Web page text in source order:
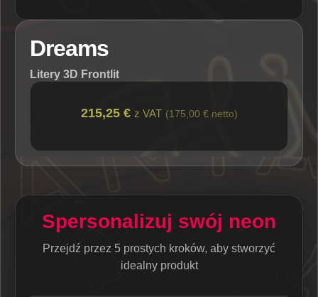
Dreams
Litery 3D Frontlit
215,25 € z VAT (175,00 € netto)
Spersonalizuj swój neon
Przejdź przez 5 prostych kroków, aby stworzyć
idealny produkt